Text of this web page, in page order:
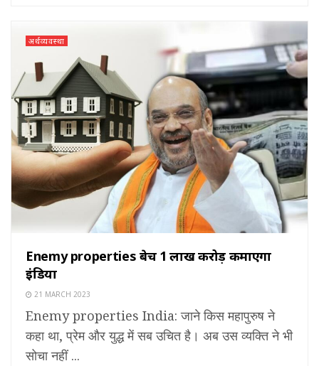
अर्थव्यवस्था
Enemy properties बेच 1 लाख करोड़ कमाएगा
इंडिया
21 MARCH 2023
Enemy properties India: जाने किस महापुरुष ने
कहा था, प्रेम और युद्ध में सब उचित है। अब उस व्यक्ति ने भी
सोचा नहीं ...